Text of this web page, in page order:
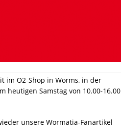
im O2-Shop in Worms, in der
heutigen Samstag von 10.00-16.00
unsere Wormatia-Fanartikel